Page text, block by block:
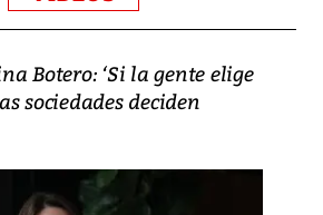
Botero: ‘Si la gente elige
sociedades deciden